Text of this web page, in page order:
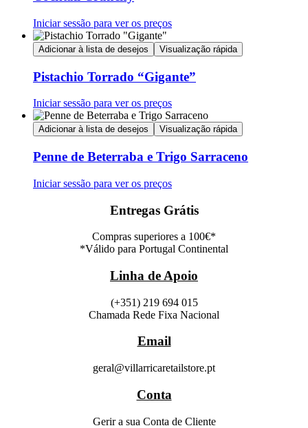
Iniciar sessão para ver os preços
Adicionar à lista de desejos Visualização rápida
Pistachio Torrado “Gigante”
Iniciar sessão para ver os preços
Adicionar à lista de desejos Visualização rápida
Penne de Beterraba e Trigo Sarraceno
Iniciar sessão para ver os preços
Entregas Grátis
Compras superiores a 100€*
*Válido para Portugal Continental
Linha de Apoio
(+351) 219 694 015
Chamada Rede Fixa Nacional
Email
geral@villarricaretailstore.pt
Conta
Gerir a sua Conta de Cliente